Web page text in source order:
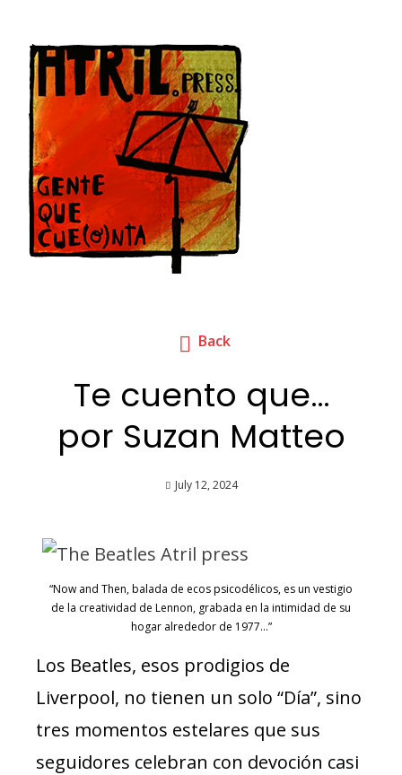
Back
Te cuento que…
por Suzan Matteo
July 12, 2024
“Now and Then, balada de ecos psicodélicos, es un vestigio
de la creatividad de Lennon, grabada en la intimidad de su
hogar alrededor de 1977…”
Los Beatles, esos prodigios de
Liverpool, no tienen un solo “Día”, sino
tres momentos estelares que sus
seguidores celebran con devoción casi